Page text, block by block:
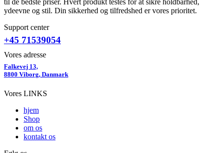
til de bedste priser. Hvert produkt testes for at sikre holdbarhed,
ydeevne og stil. Din sikkerhed og tilfredshed er vores prioritet.
Support center
+45 71539054
Vores adresse
Falkevej 13,
8800 Viborg, Danmark
Vores LINKS
hjem
Shop
om os
kontakt os